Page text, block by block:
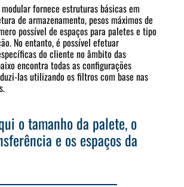
fornece estruturas básicas em
de armazenamento, pesos máximos de
possível de espaços para paletes e tipo
No entanto, é possível efetuar
do cliente no âmbito das
encontra todas as configurações
las utilizando os filtros com base nas
o tamanho da palete, o
e os espaços da